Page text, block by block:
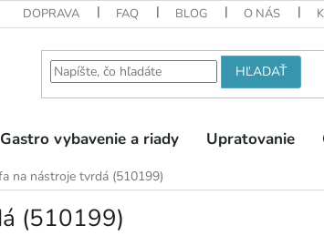
DOPRAVA FAQ BLOG O NÁS
HĽADAŤ
Gastro vybavenie a riady Upratovanie
na nástroje tvrdá (510199)
(510199)